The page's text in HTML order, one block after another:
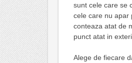
sunt cele care se
cele care nu apar
conteaza atat de
punct atat in
Alege de fiecare